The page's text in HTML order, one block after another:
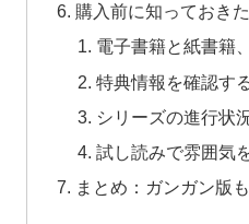
購入前に知っておき
電子書籍と紙書籍
特典情報を確認す
シリーズの進行状
試し読みで雰囲気
まとめ：ガンガン版